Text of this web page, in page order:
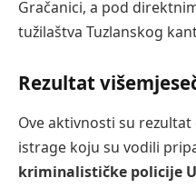
Gračanici, a pod
tužilaštva Tuzlanskog
Rezultat
Ove aktivnosti su
istrage koju su vodili
kriminalističke policije